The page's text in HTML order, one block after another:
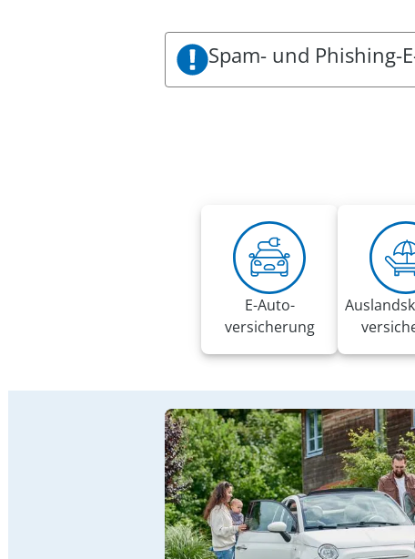
Spam- und Phishing-
Es gelten folgende
Klicken Sie keine Links und
Bitte löschen Sie die E-Mail
Nutzen Sie 2-Faktor-
Bitte beachten Sie in diesem
E-Auto­
versicherung